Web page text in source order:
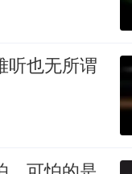
听也无所谓